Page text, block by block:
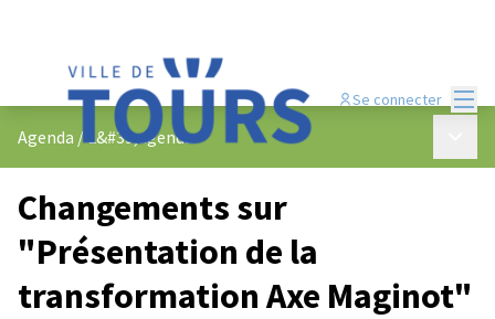
Se connecter
Agenda /L&#39;agenda
Changements sur
"Présentation de la
transformation Axe Maginot"